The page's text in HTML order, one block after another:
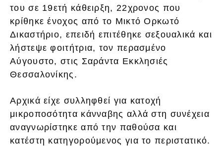
του σε 19ετή κάθειρξη, 22χρονος που
κρίθηκε ένοχος από το Μικτό Ορκωτό
Δικαστήριο, επειδή επιτέθηκε σεξουαλικά και
λήστεψε φοιτήτρια, τον περασμένο
Αύγουστο, στις Σαράντα Εκκλησιές
Θεσσαλονίκης.
Αρχικά είχε συλληφθεί για κατοχή
μικροποσότητα κάνναβης αλλά στη συνέχεια
αναγνωρίστηκε από την παθούσα και
κατέστη κατηγορούμενος για το περιστατικό.